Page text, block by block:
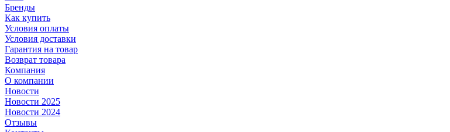
Бренды
Как купить
Условия оплаты
Условия доставки
Гарантия на товар
Возврат товара
Компания
О компании
Новости
Новости 2025
Новости 2024
Отзывы